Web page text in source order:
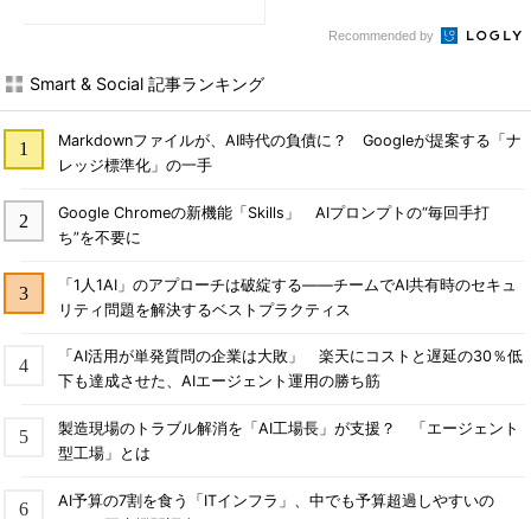
Recommended by
Smart & Social 記事ランキング
Markdownファイルが、AI時代の負債に？ Googleが提案する「ナ
レッジ標準化」の一手
Google Chromeの新機能「Skills」 AIプロンプトの“毎回手打
ち”を不要に
「1人1AI」のアプローチは破綻する――チームでAI共有時のセキュ
リティ問題を解決するベストプラクティス
「AI活用が単発質問の企業は大敗」 楽天にコストと遅延の30％低
下も達成させた、AIエージェント運用の勝ち筋
製造現場のトラブル解消を「AI工場長」が支援？ 「エージェント
型工場」とは
AI予算の7割を食う「ITインフラ」、中でも予算超過しやすいの